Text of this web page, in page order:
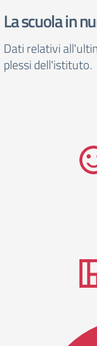
La scuola in
Dati relativi
plessi dell'istituto.